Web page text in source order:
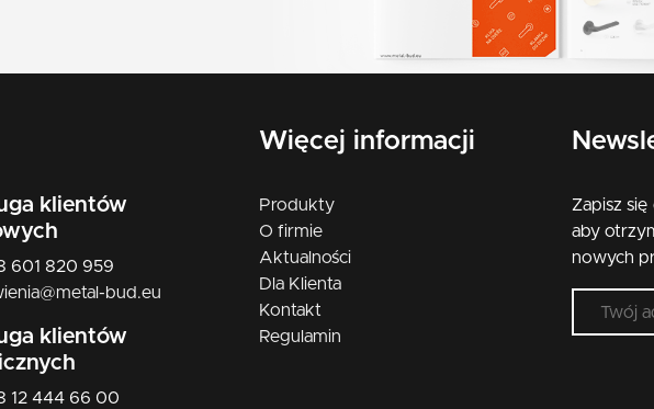
nikiel/satyna
patyna
klientów
601 820 959
bud.eu
klientów
12 444 66 00
Więcej informacji
Produkty
O firmie
Aktualności
Dla Klienta
Kontakt
Regulamin
Zapisz
aby
nowych